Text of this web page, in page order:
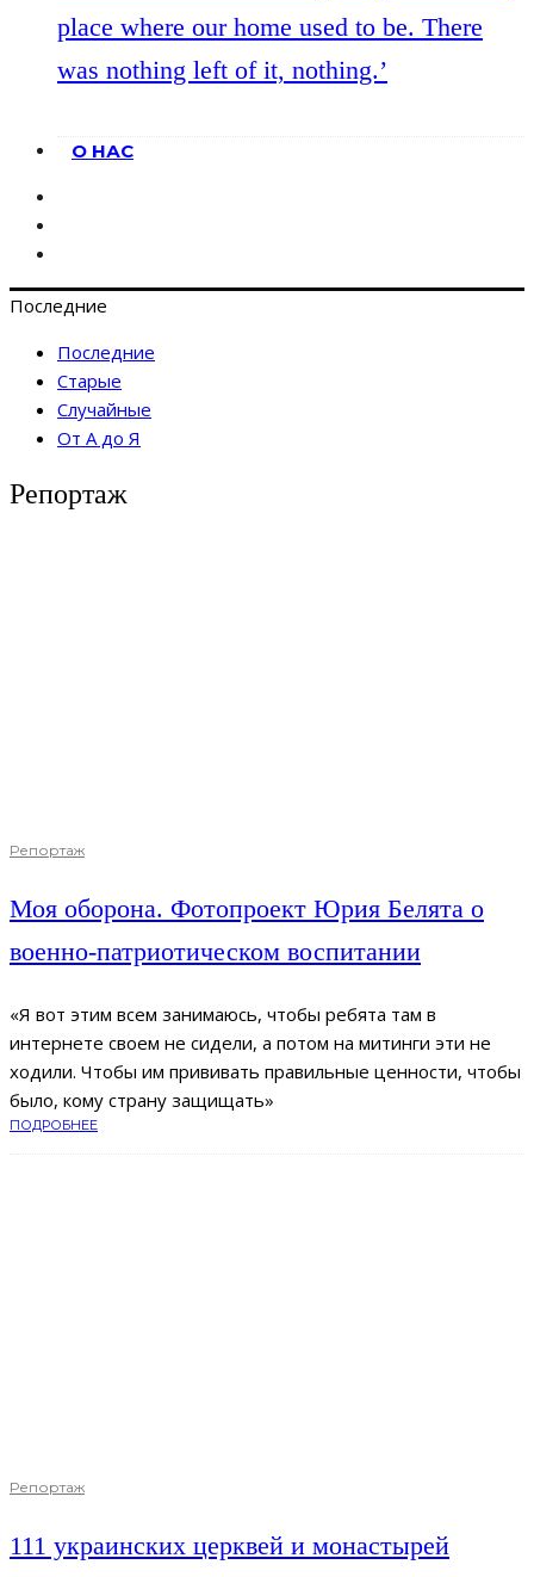
place where our home used to be. There
was nothing left of it, nothing.’
О НАС
Последние
Последние
Старые
Случайные
От А до Я
Репортаж
Репортаж
Моя оборона. Фотопроект Юрия Белята о
военно-патриотическом воспитании
«Я вот этим всем занимаюсь, чтобы ребята там в
интернете своем не сидели, а потом на митинги эти не
ходили. Чтобы им прививать правильные ценности, чтобы
было, кому страну защищать»
ПОДРОБНЕЕ
Репортаж
111 украинских церквей и монастырей